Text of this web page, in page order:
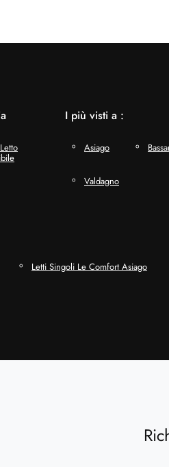
I più visti a :
Asiago
Valdagno
Letti Singoli Le Comfort Asiago